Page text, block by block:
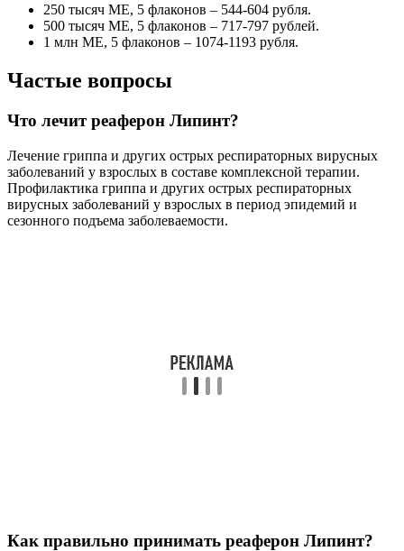
250 тысяч МЕ, 5 флаконов – 544-604 рубля.
500 тысяч МЕ, 5 флаконов – 717-797 рублей.
1 млн МЕ, 5 флаконов – 1074-1193 рубля.
Частые вопросы
Что лечит реаферон Липинт?
Лечение гриппа и других острых респираторных вирусных
заболеваний у взрослых в составе комплексной терапии.
Профилактика гриппа и других острых респираторных
вирусных заболеваний у взрослых в период эпидемий и
сезонного подъема заболеваемости.
Как правильно принимать реаферон Липинт?